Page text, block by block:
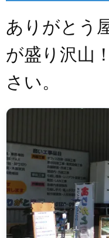
ありがとう
が盛り沢山
さい。